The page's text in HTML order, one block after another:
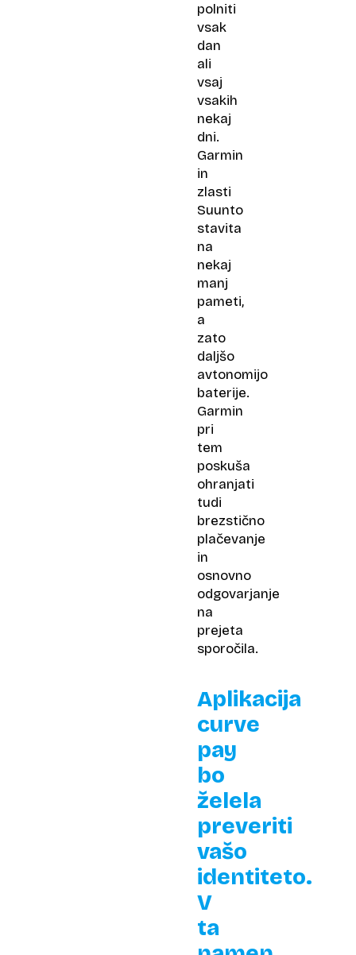
polniti
vsak
dan
ali
vsaj
vsakih
nekaj
dni.
Garmin
in
zlasti
Suunto
stavita
na
nekaj
manj
pameti,
a
zato
daljšo
avtonomijo
baterije.
Garmin
pri
tem
poskuša
ohranjati
tudi
brezstično
plačevanje
in
osnovno
odgovarjanje
na
prejeta
sporočila.
Aplikacija
curve
pay
bo
želela
preveriti
vašo
identiteto.
V
ta